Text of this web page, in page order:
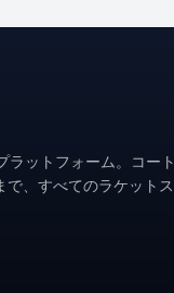
ラットフォーム。コート
、すべてのラケットス